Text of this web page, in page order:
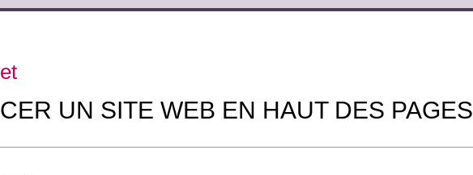
UN SITE WEB EN HAUT DES PAGES